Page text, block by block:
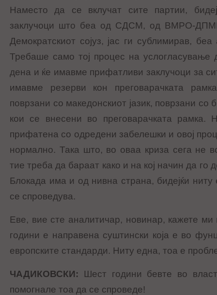
Наместо да се вклучат сите партии,
заклучоци што беа од СДСМ, од ВМРО-
Демократскиот сојуз, јас ги сублимирав,
Требаше само тој процес на услогласување
дена и ќе имавме прифатливи заклучоци за
имавме резерви кон преговарачката
поврзани со македонскиот јазик, поврзани
кои се внесени во преговарачката
прифатена со одредени забелешки и овој
нормално. Така што, во оваа криза сега
тие треба да бараат како и на кој начин да го
Блокада има и од нивна страна, бидејќи
се спроведува.
Еве, вие сте аналитичар, новинар, кажете
години е направена суштински која е во
европските стандарди. Ниту една, тоа е
ЧАДИКОВСКИ:
Шест години бевте во
помогнале тоа да се спроведе!